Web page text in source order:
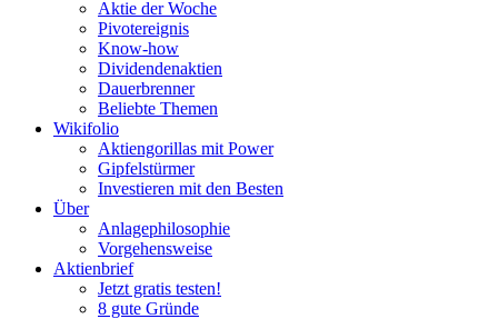
Aktie der Woche
Pivotereignis
Know-how
Dividendenaktien
Dauerbrenner
Beliebte Themen
Wikifolio
Aktiengorillas mit Power
Gipfelstürmer
Investieren mit den Besten
Über
Anlagephilosophie
Vorgehensweise
Aktienbrief
Jetzt gratis testen!
8 gute Gründe